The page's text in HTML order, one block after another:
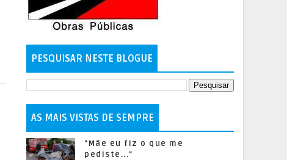
PESQUISAR NESTE BLOGUE
AS MAIS VISTAS DE SEMPRE
"Mãe eu fiz o que me
pediste..."